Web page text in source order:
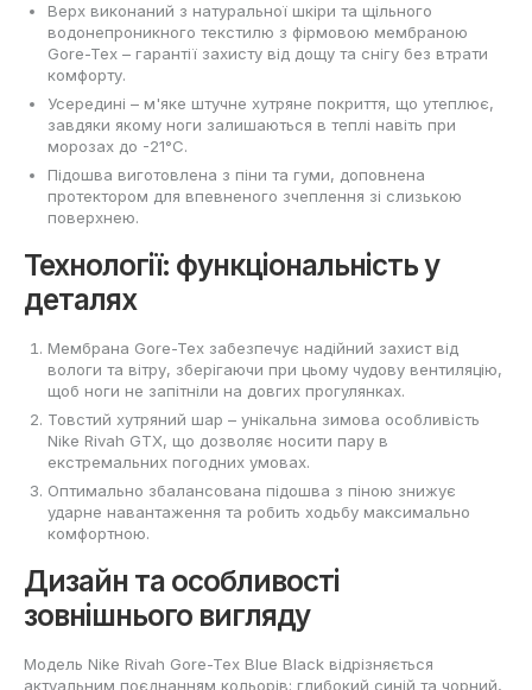
Верх виконаний з натуральної шкіри та щільного
водонепроникного текстилю з фірмовою мембраною
Gore-Tex – гарантії захисту від дощу та снігу без втрати
комфорту.
Усередині – м'яке штучне хутряне покриття, що утеплює,
завдяки якому ноги залишаються в теплі навіть при
морозах до -21°С.
Підошва виготовлена з піни та гуми, доповнена
протектором для впевненого зчеплення зі слизькою
поверхнею.
Технології: функціональність у
деталях
Мембрана Gore-Tex забезпечує надійний захист від
вологи та вітру, зберігаючи при цьому чудову вентиляцію,
щоб ноги не запітніли на довгих прогулянках.
Товстий хутряний шар – унікальна зимова особливість
Nike Rivah GTX, що дозволяє носити пару в
екстремальних погодних умовах.
Оптимально збалансована підошва з піною знижує
ударне навантаження та робить ходьбу максимально
комфортною.
Дизайн та особливості
зовнішнього вигляду
Модель Nike Rivah Gore-Tex Blue Black відрізняється
актуальним поєднанням кольорів: глибокий синій та чорний,